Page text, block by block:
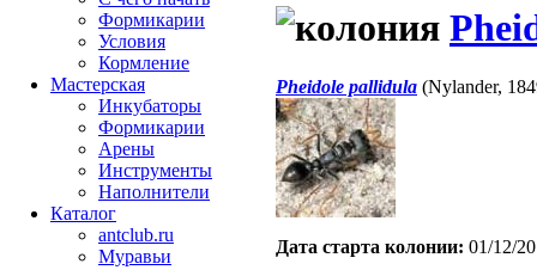
Pheidole pallidula (Nylander,
Дата старта кoлонии: 01/12/
Формикарии
Условия
Кормление
Мастерская
Инкубаторы
Формикарии
Арены
Инструменты
Наполнители
Каталог
antclub.ru
Муравьи